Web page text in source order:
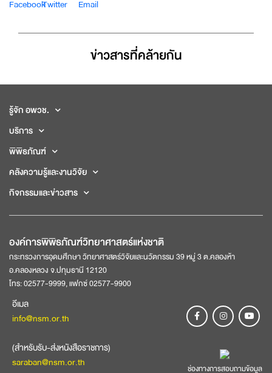
ข่าวสารที่่คล้ายกัน
รู้จัก อพวช.
บริการ
พิพิธภัณฑ์
คลังความรู้และงานวิจัย
กิจกรรมและข่าวสาร
องค์การพิพิธภัณฑ์วิทยาศาสตร์แห่งชาติ
กระทรวงการอุดมศึกษา วิทยาศาสตร์วิจัยและนวัตกรรม 39 หมู่ 3 ต.คลองห้า
อ.คลองหลวง จ.ปทุมธานี 12120
โทร: 02577-9999, แฟกซ์ 02577-9900
อีเมล
info@nsm.or.th
(สำหรับรับ-ส่งหนังสือราชการ)
saraban@nsm.or.th
ช่องทางการสอบถามข้อมูล